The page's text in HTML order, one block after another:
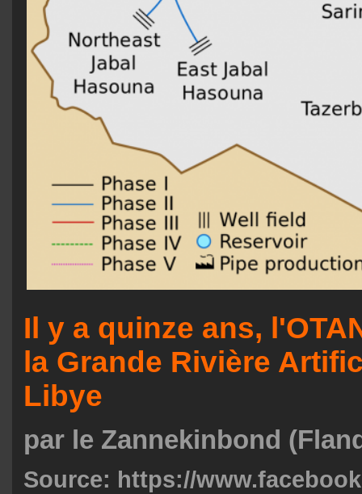
Il y a quinze ans,
la Grande Rivière
Libye
par le Zannekinbond
Source: https://